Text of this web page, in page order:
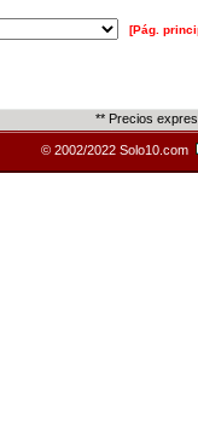
[Pág.
** Precios
© 2002/2022 Solo10.com